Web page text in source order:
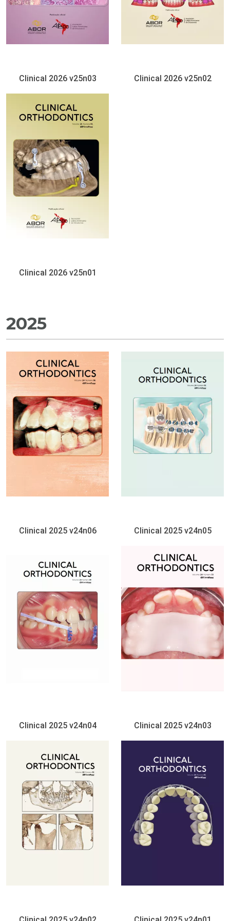
Clinical 2026 v25n03 Clinical 2026 v25n02
Clinical 2026 v25n01
2025
Clinical 2025 v24n06 Clinical 2025 v24n05
Clinical 2025 v24n04 Clinical 2025 v24n03